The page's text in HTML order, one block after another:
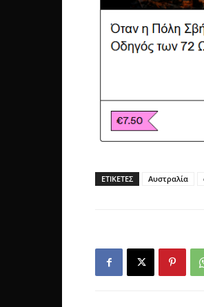
ΕΤΙΚΕΤΕΣ Αυστραλία